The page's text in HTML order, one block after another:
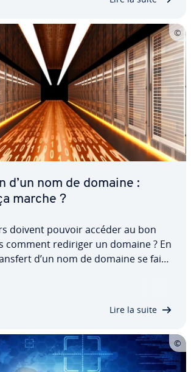
d’un nom de domaine :
marche ?
doivent pouvoir accéder au bon
comment rediriger un domaine ? En
d’un nom de domaine se fait
Lire la suite